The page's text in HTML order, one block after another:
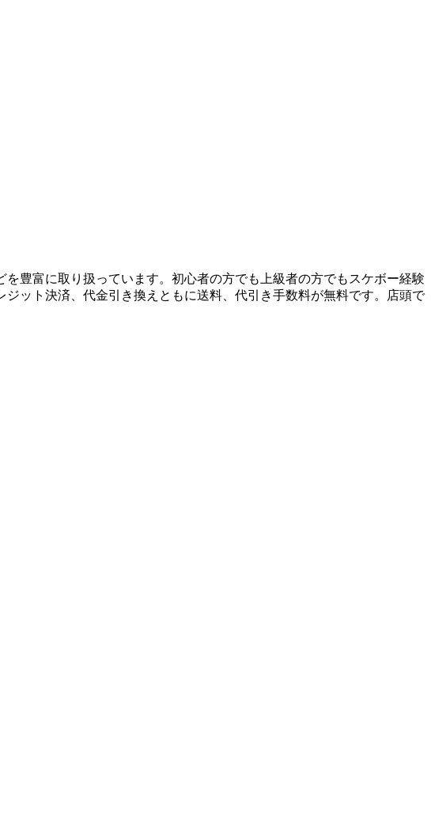
豊富に取り扱っています。初心者の方でも上級者の方でもスケボー経験
ット決済、代金引き換えともに送料、代引き手数料が無料です。店頭で